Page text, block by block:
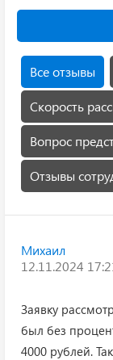
Все отзывы
Скорость
Вопрос
Отзывы
Михаил
12.11.2024
Заявку
был без
4000 рублей.